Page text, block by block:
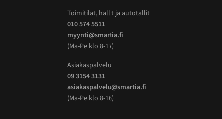
Toimitilat, hallit ja autotallit
010 574 5511
myynti@smartia.fi
(Ma-Pe klo 8-17)
Asiakaspalvelu
09 3154 3131
asiakaspalvelu@smartia.fi
(Ma-Pe klo 8-16)